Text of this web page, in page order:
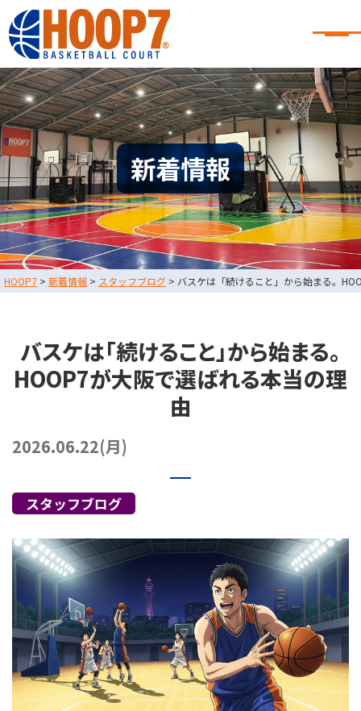
大阪・東大阪・堺のバスケコートレンタル｜HOOP7
大阪・東大阪・堺のバスケコート
レンタル｜HOOP7
HOME
初めての方へ
東大阪店
堺店
大会・イベント情報
HOOPERSスクール
バスケ×BBQ
お知らせ
スタッフブログ
お問い合わせ
利用規約
運営会社情報
採用情報
TEL.
堺店 TEL.072-249-8382
新着情報
HOOP7 > 新着情報 > スタッフブログ > バスケは「続けること」から始まる。
バスケは「続けること」から始まる。
HOOP7が大阪で選ばれる本当の理
由
2026.06.22(月)
スタッフブログ